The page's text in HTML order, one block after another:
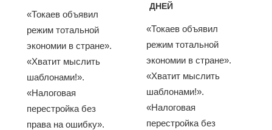
«Токаев объявил
режим тотальной
экономии в стране».
«Хватит мыслить
шаблонами!».
«Налоговая
перестройка без
права на ошибку».
ДНЕЙ
«Токаев объявил
режим тотальной
экономии в стране».
«Хватит мыслить
шаблонами!».
«Налоговая
перестройка без